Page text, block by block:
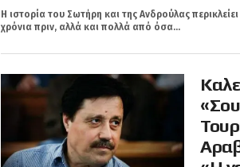
Η ιστορία του Σωτήρη και της Ανδρούλας
χρόνια πριν, αλλά και πολλά από όσα...